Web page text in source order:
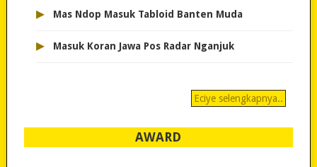
▸ Mas Ndop Masuk Tabloid Banten Muda
▸ Masuk Koran Jawa Pos Radar Nganjuk
Eciye selengkapnya..
AWARD